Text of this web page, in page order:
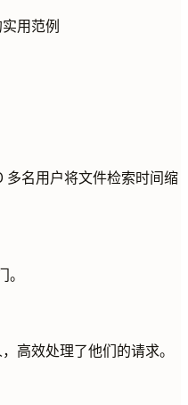
用范例
名用户将文件检索时间缩
高效处理了他们的请求。